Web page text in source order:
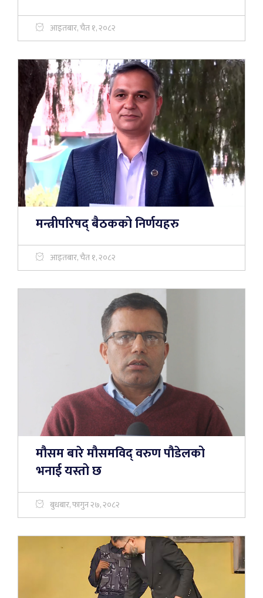
आइतबार, चैत १, २०८२
मन्त्रीपरिषद् बैठकको निर्णयहरु
आइतबार, चैत १, २०८२
मौसम बारे मौसमविद् वरुण पौडेलको
भनाई यस्तो छ
बुधबार, फागुन २७, २०८२